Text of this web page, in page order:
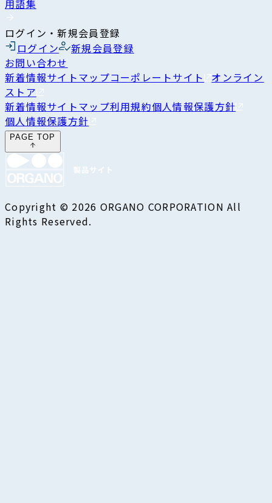
用語集
ログイン・新規会員登録
ログイン
新規会員登録
お問い合わせ
新着情報サイトマップコーポレートサイト オンライン
ストア
新着情報サイトマップ利用規約個人情報保護方針
個人情報保護方針
PAGE TOP
Copyright © 2026 ORGANO CORPORATION All
Rights Reserved.